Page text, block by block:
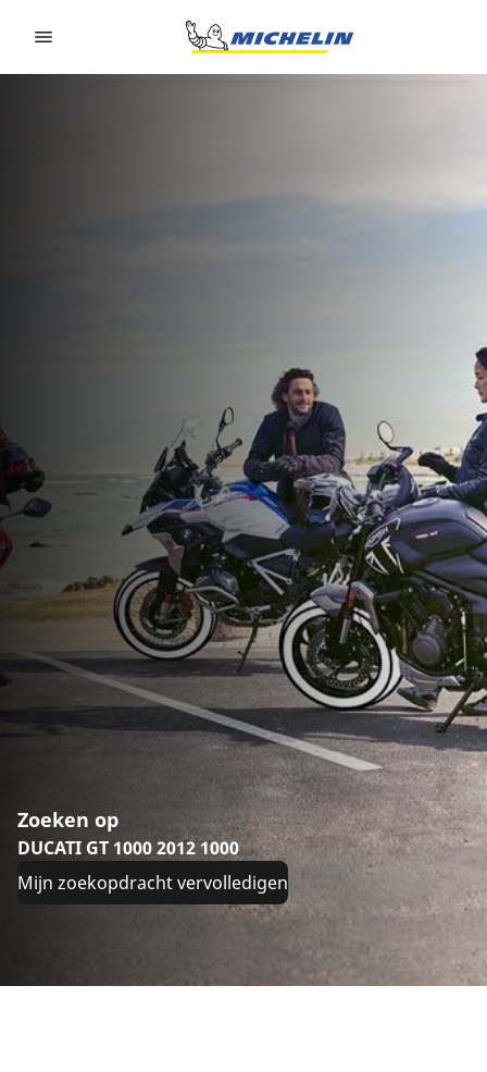
Zoeken op
DUCATI GT 1000 2012 1000
Mijn zoekopdracht vervolledigen